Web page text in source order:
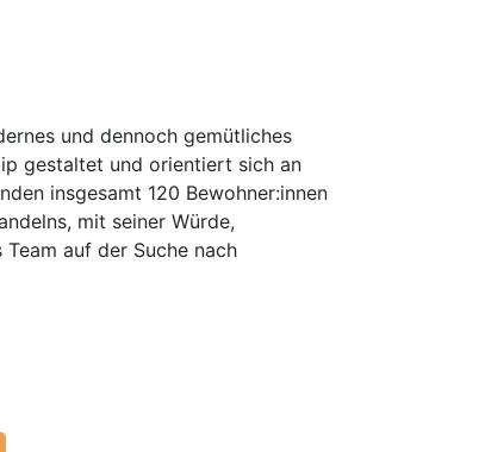
und dennoch gemütliches
gestaltet und orientiert sich an
insgesamt 120 Bewohner:innen
mit seiner Würde,
auf der Suche nach